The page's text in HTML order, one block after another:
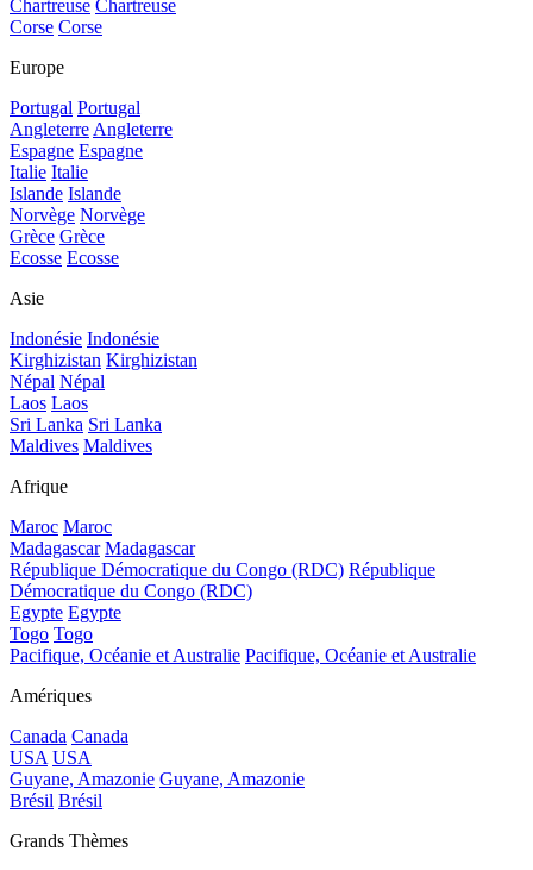
Chartreuse Chartreuse
Corse Corse
Europe
Portugal Portugal
AngleterreAngleterre
Espagne Espagne
Italie Italie
Islande Islande
Norvège Norvège
Grèce Grèce
Ecosse Ecosse
Asie
Indonésie Indonésie
Kirghizistan Kirghizistan
Népal Népal
Laos Laos
Sri Lanka Sri Lanka
Maldives Maldives
Afrique
Maroc Maroc
Madagascar Madagascar
République Démocratique du Congo (RDC) République
Démocratique du Congo (RDC)
Egypte Egypte
Togo Togo
Pacifique, Océanie et Australie Pacifique, Océanie et Australie
Amériques
Canada Canada
USA USA
Guyane, Amazonie Guyane, Amazonie
Brésil Brésil
Grands Thèmes